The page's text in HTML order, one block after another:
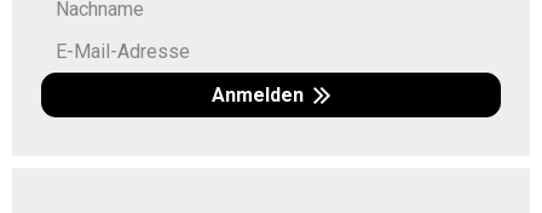
Anmelden